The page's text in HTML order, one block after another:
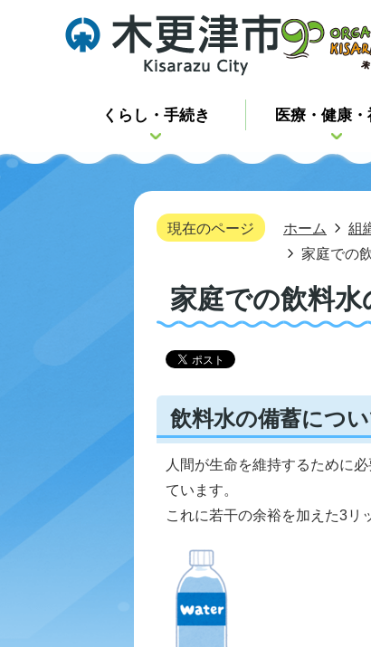
くらし・手続き 医療・健康
現在のページ ホーム 組
家庭での
家庭での飲料
飲料水の備蓄につ
人間が生命を維持するために
ています。
これに若干の余裕を加えた3リ